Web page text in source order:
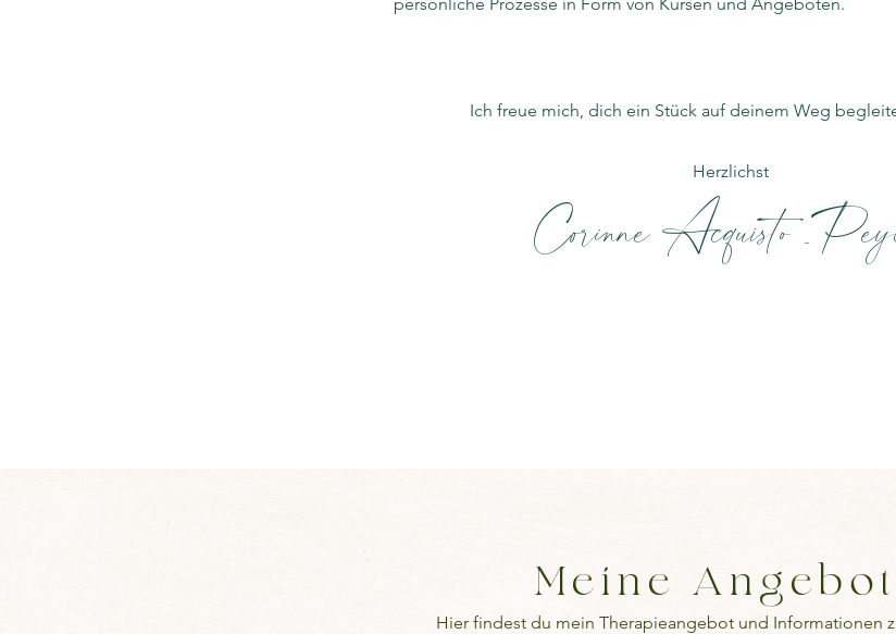
Ich freue mich, dich ein Stück auf deinem Weg
Herzlichst
Corinne Acquisto--
Meine
Hier findest du mein Therapieangebot und Informationen